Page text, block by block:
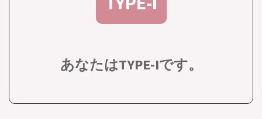
あなたはTYPE-Iです。